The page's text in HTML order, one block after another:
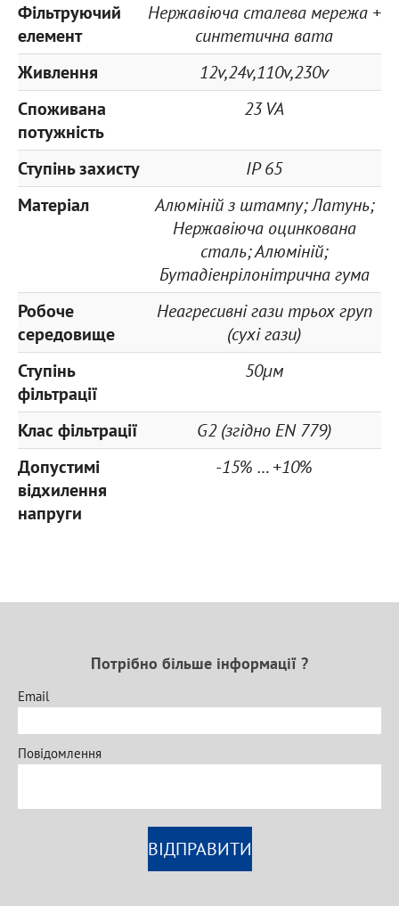
Фільтруючий
елемент
Нержавіюча сталева мережа +
синтетична вата
Живлення
12v,24v,110v,230v
Споживана
потужність
23 VA
Ступінь захисту
IP 65
Матеріал
Алюміній з штампу; Латунь;
Нержавіюча оцинкована
сталь; Алюміній;
Бутадіенрілонітрична гума
Робоче
середовище
Неагресивні гази трьох груп
(сухі гази)
Ступінь
фільтрації
50µм
Клас фільтрації
G2 (згідно EN 779)
Допустимі
відхилення
напруги
-15% … +10%
Потрібно більше інформації ?
Email
Повідомлення
ВІДПРАВИТИ